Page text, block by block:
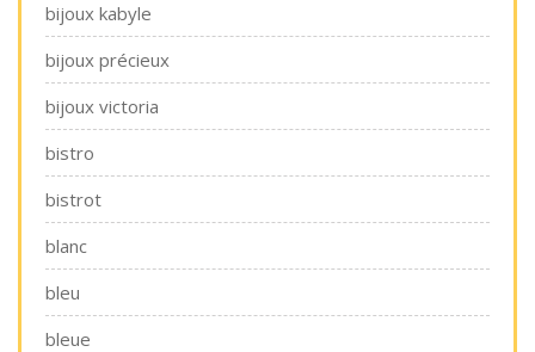
bijoux kabyle
bijoux précieux
bijoux victoria
bistro
bistrot
blanc
bleu
bleue